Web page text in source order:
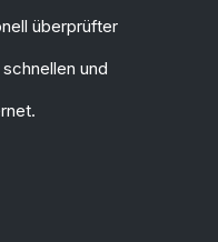
überprüfter
und